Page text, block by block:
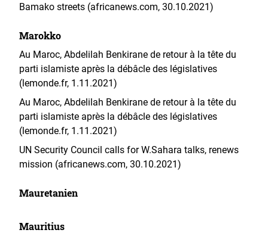
Bamako streets (africanews.com, 30.10.2021)
Marokko
Au Maroc, Abdelilah Benkirane de retour à la tête du
parti islamiste après la débâcle des législatives
(lemonde.fr, 1.11.2021)
Au Maroc, Abdelilah Benkirane de retour à la tête du
parti islamiste après la débâcle des législatives
(lemonde.fr, 1.11.2021)
UN Security Council calls for W.Sahara talks, renews
mission (africanews.com, 30.10.2021)
Mauretanien
Mauritius